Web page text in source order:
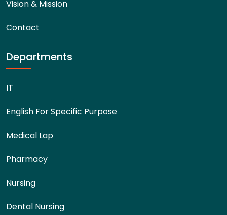
Vision & Mission
Contact
Departments
IT
English For Specific Purpose
Medical Lap
Pharmacy
Nursing
Dental Nursing